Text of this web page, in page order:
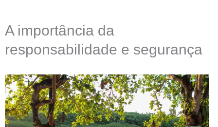
A importância da
responsabilidade e segurança